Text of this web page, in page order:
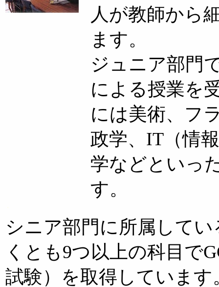
人が教師から
ます。
ジュニア部門
による授業を
には美術、フ
政学、IT（情
学などといっ
す。
シニア部門に所属して
くとも9つ以上の科目で
試験）を取得していま